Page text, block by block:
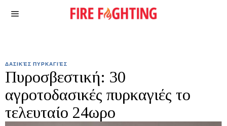
ΔΑΣΙΚΈΣ ΠΥΡΚΑΓΙΈΣ
Πυροσβεστική: 30
αγροτοδασικές πυρκαγιές το
τελευταίο 24ωρο